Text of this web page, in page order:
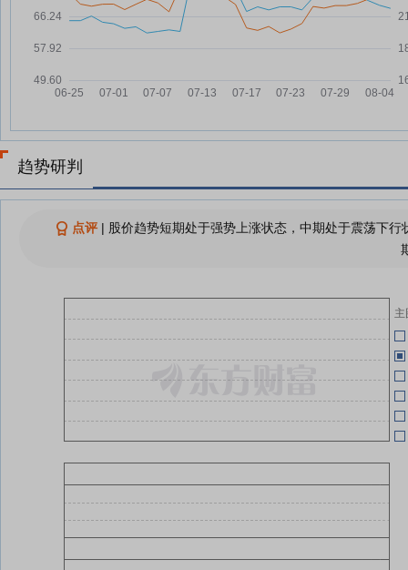
股份
无锡振华：控股股东及其一致行动
并换发营业执照的公告
06-26
06-26
06-25
05-01
趋势研判
点评| 股价趋势短期处于强势上涨状态，中期处于震荡下
主